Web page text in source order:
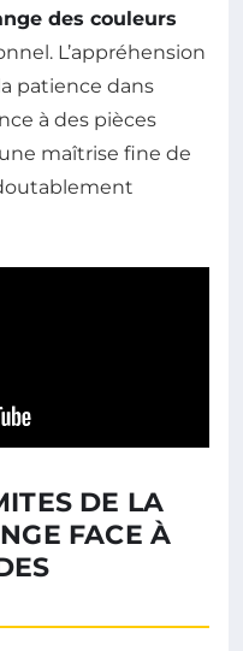
des couleurs
L’appréhension
patience dans
à des pièces
maîtrise fine de
DE LA
FACE À